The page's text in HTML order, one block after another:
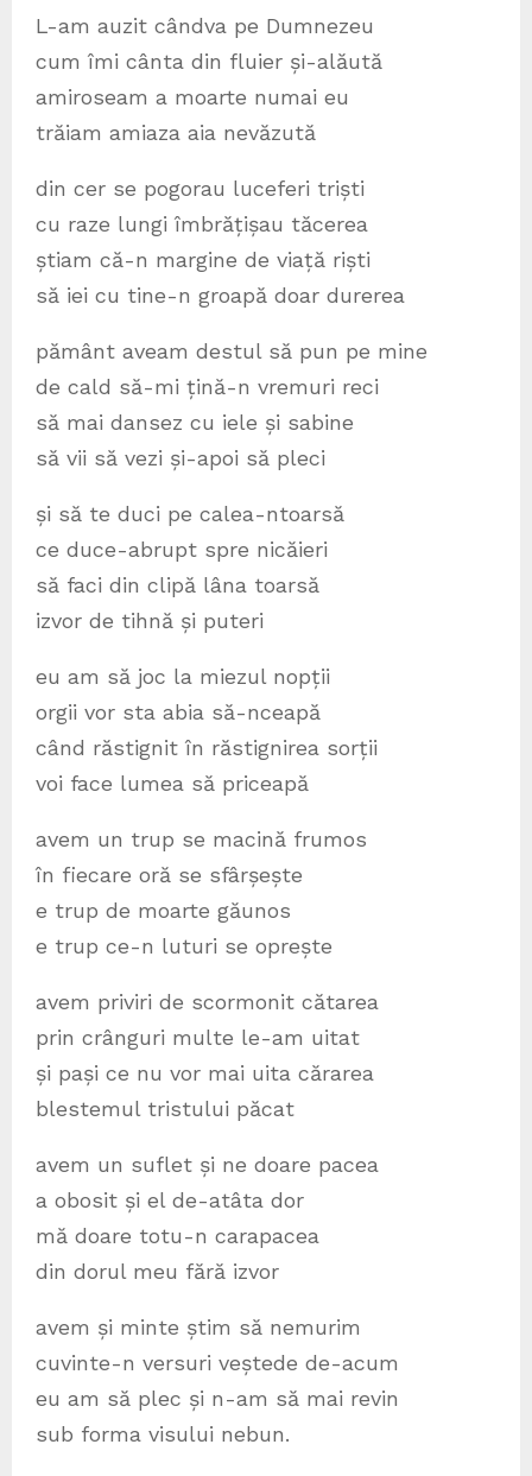
L-am auzit cândva pe Dumnezeu
cum îmi cânta din fluier și-alăută
amiroseam a moarte numai eu
trăiam amiaza aia nevăzută
din cer se pogorau luceferi triști
cu raze lungi îmbrățișau tăcerea
știam că-n margine de viață riști
să iei cu tine-n groapă doar durerea
pământ aveam destul să pun pe mine
de cald să-mi țină-n vremuri reci
să mai dansez cu iele și sabine
să vii să vezi și-apoi să pleci
și să te duci pe calea-ntoarsă
ce duce-abrupt spre nicăieri
să faci din clipă lâna toarsă
izvor de tihnă și puteri
eu am să joc la miezul nopții
orgii vor sta abia să-nceapă
când răstignit în răstignirea sorții
voi face lumea să priceapă
avem un trup se macină frumos
în fiecare oră se sfârșește
e trup de moarte găunos
e trup ce-n luturi se oprește
avem priviri de scormonit cătarea
prin crânguri multe le-am uitat
și pași ce nu vor mai uita cărarea
blestemul tristului păcat
avem un suflet și ne doare pacea
a obosit și el de-atâta dor
mă doare totu-n carapacea
din dorul meu fără izvor
avem și minte știm să nemurim
cuvinte-n versuri veștede de-acum
eu am să plec și n-am să mai revin
sub forma visului nebun.